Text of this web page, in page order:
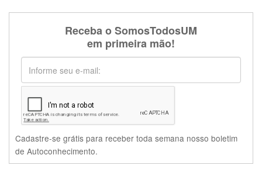
Receba o SomosTodosUM
em primeira mão!
Cadastre-se grátis para receber toda semana nosso boletim
de Autoconhecimento.